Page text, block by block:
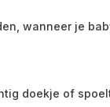
wanneer je
doekje of